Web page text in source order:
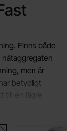
Finns både
nätaggregaten
men är
betydligt
en lägre